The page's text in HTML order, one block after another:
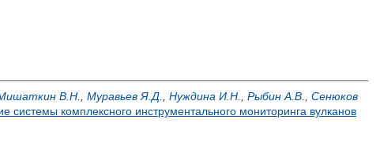
В.Н. Муравьев Я.Д. Нуждина И.Н. Рыбин А.В.
Сенюков
системы комплексного инструментального мониторинга вулканов